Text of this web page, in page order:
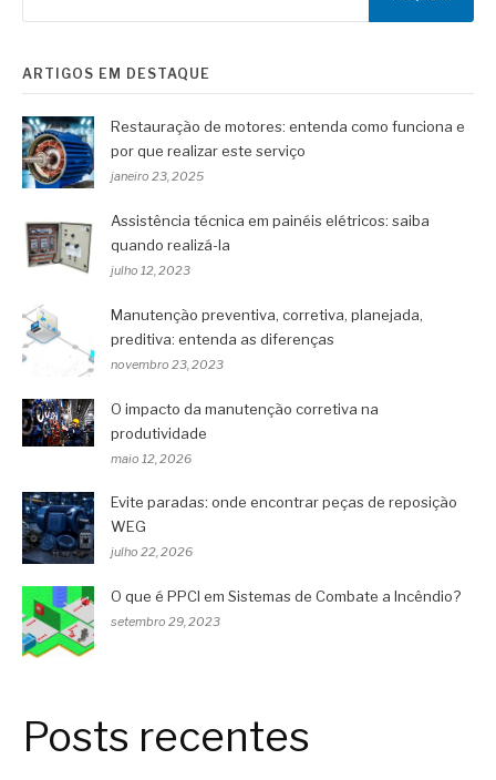
ARTIGOS EM DESTAQUE
Restauração de motores: entenda como funciona e
por que realizar este serviço
janeiro 23, 2025
Assistência técnica em painéis elétricos: saiba
quando realizá-la
julho 12, 2023
Manutenção preventiva, corretiva, planejada,
preditiva: entenda as diferenças
novembro 23, 2023
O impacto da manutenção corretiva na
produtividade
maio 12, 2026
Evite paradas: onde encontrar peças de reposição
WEG
julho 22, 2026
O que é PPCI em Sistemas de Combate a Incêndio?
setembro 29, 2023
Posts recentes